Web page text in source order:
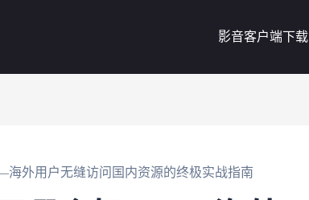
影音客户端下载
外用户无缝访问国内资源的终极实战指南